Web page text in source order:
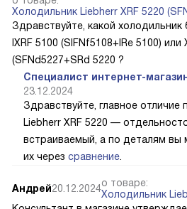
Холодильник Liebherr XRF 5220
Здравствуйте, какой
IXRF 5100 (SIFNf5108+IRe 5100) или
(SFNd5227+SRd 5220 ?
Специалист интернет-
23.12.2024
Здравствуйте, главное
Liebherr XRF 5220 —
встраиваемый, а по деталям вы
их через сравнение
Андрей20.12.2024о товаре:
Холодильник